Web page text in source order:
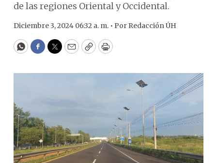
de las regiones Oriental y Occidental.
Diciembre 3, 2024 06:32 a. m. • Por Redacción ÚH
WhatsApp
Facebook
Twitter
EmailCopyPrint